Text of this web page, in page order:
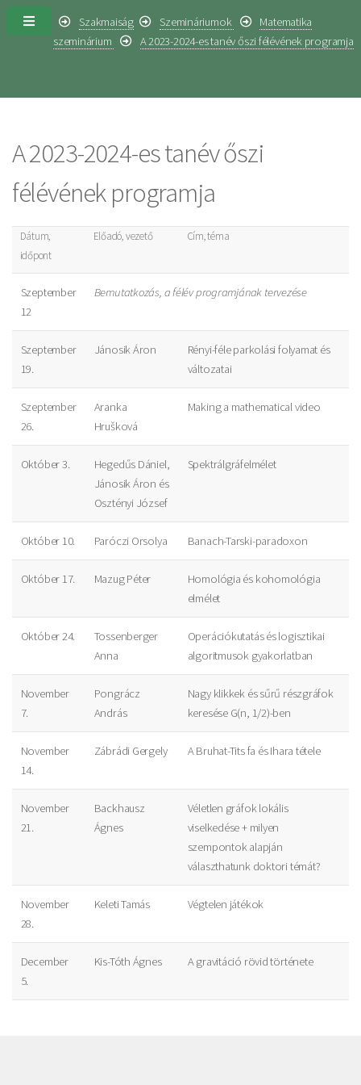
Szakmaiság Szemináriumok
Matematika
szeminárium
A 2023-2024-es tanév őszi félévének programja
A 2023-2024-es tanév őszi
félévének programja
Dátum,
időpont
Előadó, vezető Cím, téma
Szeptember
12
Bemutatkozás, a félév programjának tervezése
Szeptember
19.
Jánosik Áron
Rényi-féle parkolási folyamat és
változatai
Szeptember
26.
Aranka
Hrušková
Making a mathematical video
Október 3.
Hegedűs Dániel,
Jánosik Áron és
Osztényi József
Spektrálgráfelmélet
Október 10. Paróczi Orsolya Banach-Tarski-paradoxon
Október 17. Mazug Péter
Homológia és kohomológia
elmélet
Október 24.
Tossenberger
Anna
Operációkutatás és logisztikai
algoritmusok gyakorlatban
November
7.
Pongrácz
András
Nagy klikkek és sűrű részgráfok
keresése G(n, 1/2)-ben
November
14.
Zábrádi Gergely A Bruhat-Tits fa és Ihara tétele
November
21.
Backhausz
Ágnes
Véletlen gráfok lokális
viselkedése + milyen
szempontok alapján
választhatunk doktori témát?
November
28.
Keleti Tamás Végtelen játékok
December
5.
Kis-Tóth Ágnes A gravitáció rövid története